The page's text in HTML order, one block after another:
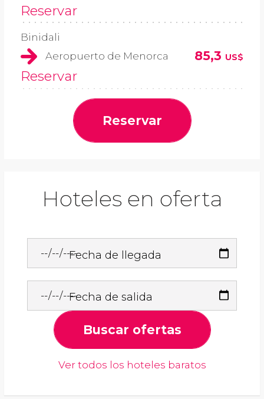
Reservar
Binidali
Aeropuerto de Menorca
85,3 US$
Reservar
Reservar
Hoteles en oferta
Fecha de llegada
Fecha de salida
Buscar ofertas
Ver todos los hoteles baratos